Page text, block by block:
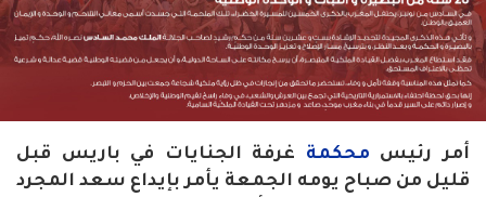
أمر رئيس محكمة غرفة الجنايات في باريس قبل
قليل من صباح يومه الجمعة يأمر بإيداع سعد المجرد